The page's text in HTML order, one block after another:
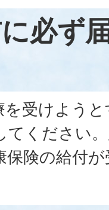
必ず
を受けよう
てください
保険の給付